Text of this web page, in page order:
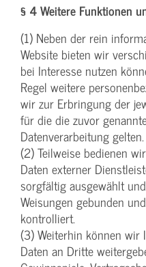
§ 4 Weitere Funktionen
(1) Neben der rein
Website bieten wir
bei Interesse nutzen
Regel weitere
wir zur Erbringung der
für die die zuvor
Datenverarbeitung gelten.
(2) Teilweise bedienen
Daten externer
sorgfältig ausgewählt
Weisungen gebunden
kontrolliert.
(3) Weiterhin können wir
Daten an Dritte